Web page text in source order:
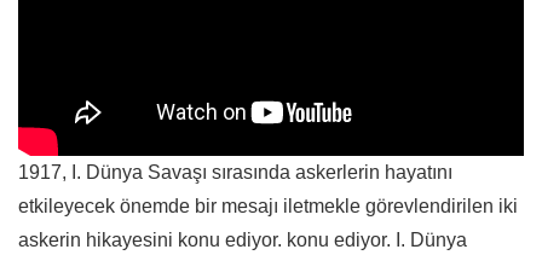
1917, I. Dünya Savaşı sırasında askerlerin hayatını
etkileyecek önemde bir mesajı iletmekle görevlendirilen iki
askerin hikayesini konu ediyor. konu ediyor. I. Dünya